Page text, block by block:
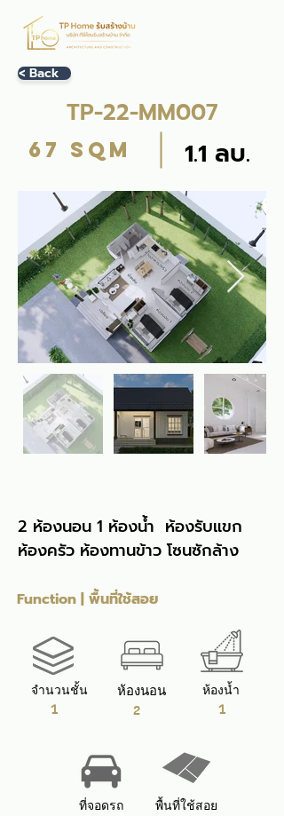
< Back
TP-22-MM007
67 sqm 1.1 ลบ.
2 ห้องนอน 1 ห้องน้ำ  ห้องรับแขก
ห้องครัว ห้องทานข้าว โซนซักล้าง
Function | พื้นที่ใช้สอย
จำนวนชั้น
2
ห้องนอน
ที่จอดรถ พื้นที่ใช้สอย
ห้องน้ำ
1 1